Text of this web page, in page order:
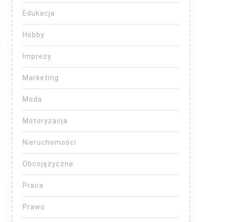
Edukacja
Hobby
Imprezy
Marketing
Moda
Motoryzacja
Nieruchomości
Obcojęzyczne
Praca
Prawo